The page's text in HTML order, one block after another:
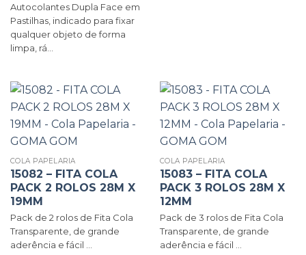
Autocolantes Dupla Face em
Pastilhas, indicado para fixar
qualquer objeto de forma
limpa, rá...
COLA PAPELARIA
15082 – FITA COLA
PACK 2 ROLOS 28M X
19MM
Pack de 2 rolos de Fita Cola
Transparente, de grande
aderência e fácil ...
COLA PAPELARIA
15083 – FITA COLA
PACK 3 ROLOS 28M X
12MM
Pack de 3 rolos de Fita Cola
Transparente, de grande
aderência e fácil ...